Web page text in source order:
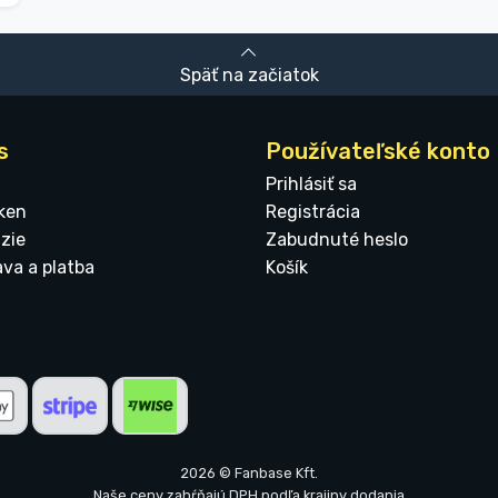
Späť na začiatok
a platba
Používateľské konto
Prihlásiť sa
Registrácia
Zabudnuté heslo
Košík
2026 © Fanbase Kft.